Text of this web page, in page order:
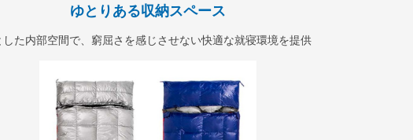
ゆとりある収納スペース
した内部空間で、窮屈さを感じさせない快適な就寝環境を提供